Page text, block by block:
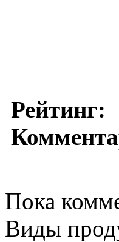
Рейтинг:
Пока
Виды